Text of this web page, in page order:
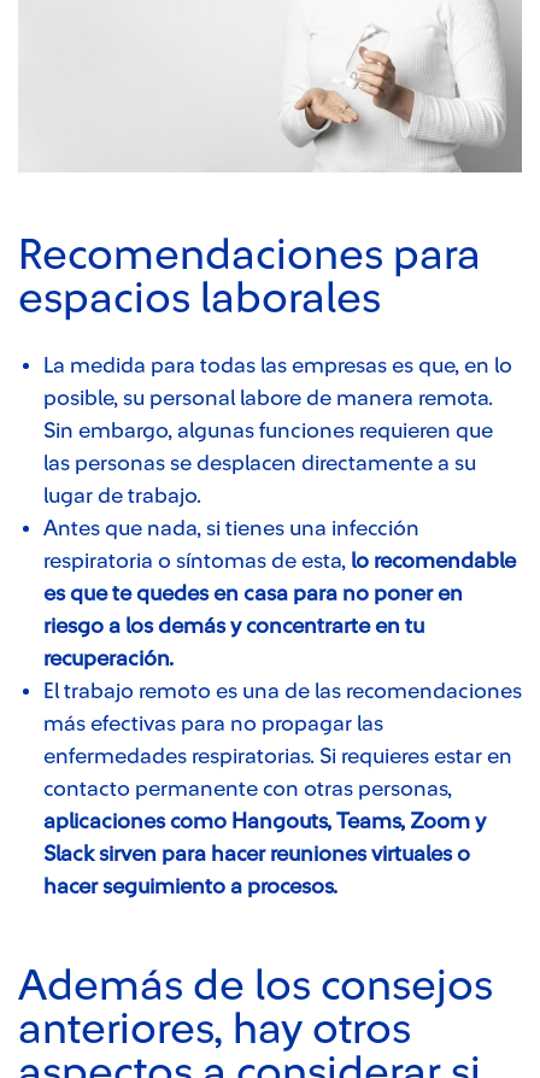
Recomendaciones para
espacios laborales
La medida para todas las empresas es que, en lo
posible, su personal labore de manera remota.
Sin embargo, algunas funciones requieren que
las personas se desplacen directamente a su
lugar de trabajo.
Antes que nada, si tienes una infección
respiratoria o síntomas de esta, lo recomendable
es que te quedes en casa para no poner en
riesgo a los demás y concentrarte en tu
recuperación.
El trabajo remoto es una de las recomendaciones
más efectivas para no propagar las
enfermedades respiratorias. Si requieres estar en
contacto permanente con otras personas,
aplicaciones como Hangouts, Teams, Zoom y
Slack sirven para hacer reuniones virtuales o
hacer seguimiento a procesos.​
​​Además de los consejos
anteriores, hay otros